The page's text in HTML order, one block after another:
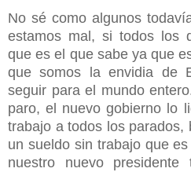
No sé como algunos
estamos mal, si todos los
que es el que sabe ya que
que somos la envidia de
seguir para el mundo
paro, el nuevo gobierno lo
trabajo a todos los parados,
un sueldo sin trabajo que
nuestro nuevo presidente